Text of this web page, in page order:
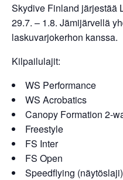
Skydive Finland järjestää
29.7. – 1.8. Jämijärvellä
laskuvarjokerhon kanssa.
Kilpailulajit:
WS Performance
WS Acrobatics
Canopy Formation 2-
Freestyle
FS Inter
FS Open
Speedflying (näytöslaji)